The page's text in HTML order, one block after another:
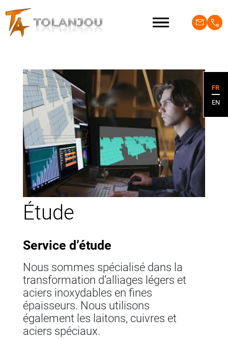
Étude
Service d’étude
Nous sommes spécialisé dans la
transformation d’alliages légers et
aciers inoxydables en fines
épaisseurs. Nous utilisons
également les laitons, cuivres et
aciers spéciaux.
FR
EN